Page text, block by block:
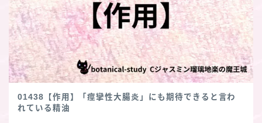
01438【作用】「痙攣性大腸炎」にも期待できると言わ
れている精油